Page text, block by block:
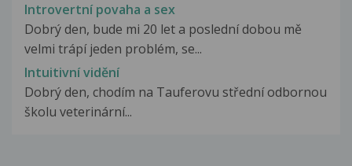
Introvertní povaha a sex
Dobrý den, bude mi 20 let a poslední dobou mě
velmi trápí jeden problém, se...
Intuitivní vidění
Dobrý den, chodím na Tauferovu střední odbornou
školu veterinární...